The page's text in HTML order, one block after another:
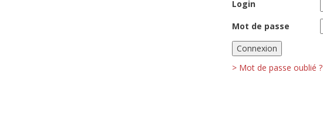
Login
Mot de passe
> Mot de passe oublié ?